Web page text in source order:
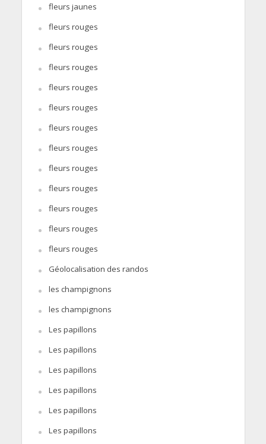
fleurs jaunes
fleurs rouges
fleurs rouges
fleurs rouges
fleurs rouges
fleurs rouges
fleurs rouges
fleurs rouges
fleurs rouges
fleurs rouges
fleurs rouges
fleurs rouges
fleurs rouges
Géolocalisation des randos
les champignons
les champignons
Les papillons
Les papillons
Les papillons
Les papillons
Les papillons
Les papillons